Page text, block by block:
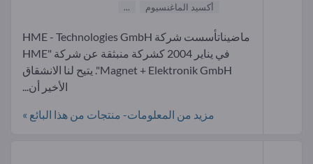
أكسيد الماغنسيوم
...
ماضيناتأسست شركة HME - Technologies GmbH
في يناير 2004 كشركة منبثقة عن شركة "HME
Magnet + Elektronik GmbH". يتيح لنا الانشقاق
الأخير أن...
مزيد من المعلومات- منتجات من هذا البائع »